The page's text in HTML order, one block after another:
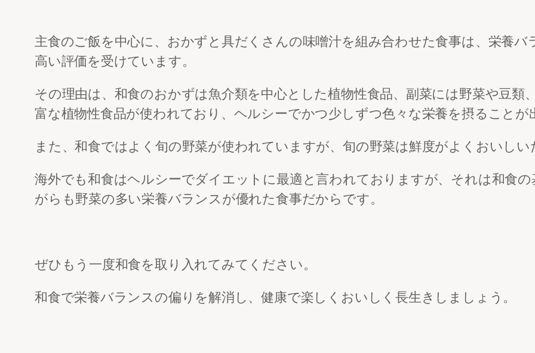
主食のご飯を中心に、おかずと具だくさんの味噌汁を組み合わせた食事は、栄養
高い評価を受けています。
その理由は、和食のおかずは魚介類を中心とした植物性食品、副菜には野菜や豆類
富な植物性食品が使われており、ヘルシーでかつ少しずつ色々な栄養を摂ることが
また、和食ではよく旬の野菜が使われていますが、旬の野菜は鮮度がよくおいし
海外でも和食はヘルシーでダイエットに最適と言われておりますが、それは和食
がらも野菜の多い栄養バランスが優れた食事だからです。
ぜひもう一度和食を取り入れてみてください。
和食で栄養バランスの偏りを解消し、健康で楽しくおいしく長生きしましょう。